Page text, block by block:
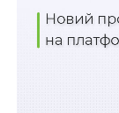
державному
насправді вже
Двоє